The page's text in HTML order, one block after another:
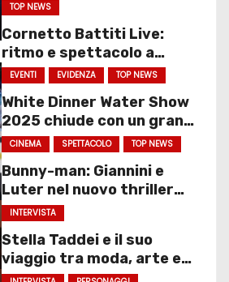
TOP NEWS
Cornetto Battiti Live:
ritmo e spettacolo a
Molfetta
EVENTI EVIDENZA TOP NEWS
White Dinner Water Show
2025 chiude con un gran
finale
CINEMA SPETTACOLO TOP NEWS
Bunny-man: Giannini e
Luter nel nuovo thriller
sociale
INTERVISTA
Stella Taddei e il suo
viaggio tra moda, arte e
spettacolo